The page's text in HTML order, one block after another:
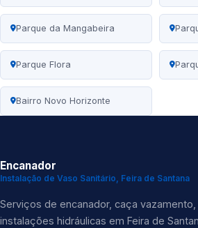
Parque da Mangabeira
Parque Flora
Bairro Novo Horizonte
Encanador
Instalação de Vaso Sanitário, Feira de Santana
Serviços de encanador, caça
instalações hidráulicas em Feira de